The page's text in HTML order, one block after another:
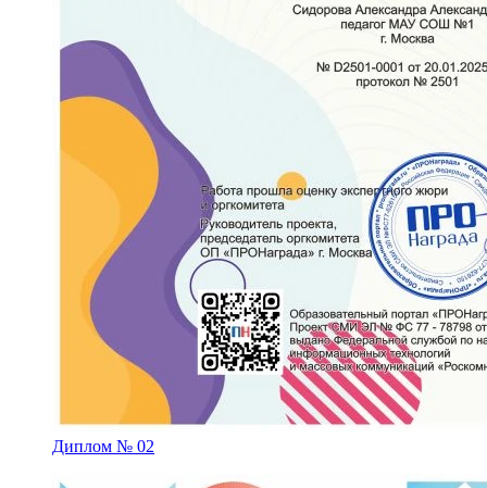
Диплом № 02